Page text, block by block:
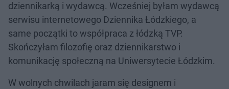
dziennikarką i wydawcą. Wcześniej byłam wydawcą
serwisu internetowego Dziennika Łódzkiego, a
same początki to współpraca z łódzką TVP.
Skończyłam filozofię oraz dziennikarstwo i
komunikację społeczną na Uniwersytecie Łódzkim.
W wolnych chwilach jaram się designem i